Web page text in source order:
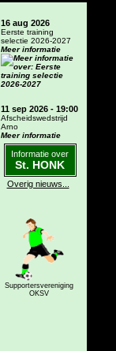
16 aug 2026
Eerste training
selectie 2026-2027
Meer informatie
11 sep 2026 - 19:00
Afscheidswedstrijd
Arno
Meer informatie
Informatie over
St. HONK
Overig nieuws...
Supportersvereniging
OKSV